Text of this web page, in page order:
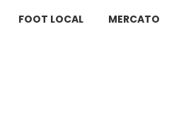
FOOT LOCAL MERCATO